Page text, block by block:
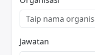
Jawatan